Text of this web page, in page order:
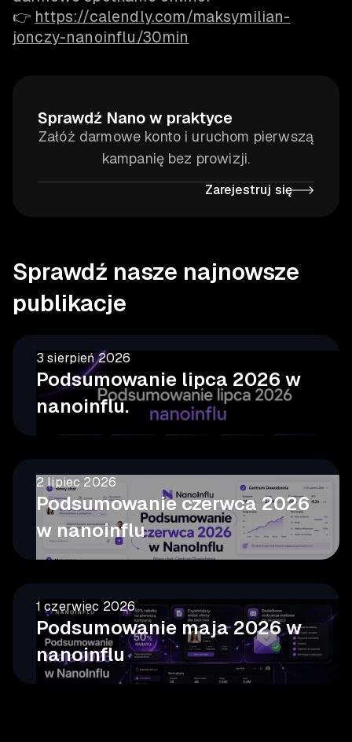
👉 https://calendly.com/maksymilian-
jonczy-nanoinflu/30min
Sprawdź Nano w praktyce
Załóż darmowe konto i uruchom pierwszą
kampanię bez prowizji.
Zarejestruj się
Sprawdź nasze najnowsze
publikacje
3 sierpień 2026
Podsumowanie lipca 2026 w
nanoinflu.
2 lipiec 2026
Podsumowanie czerwca 2026
w nanoinflu
1 czerwiec 2026
Podsumowanie maja 2026 w
nanoinflu